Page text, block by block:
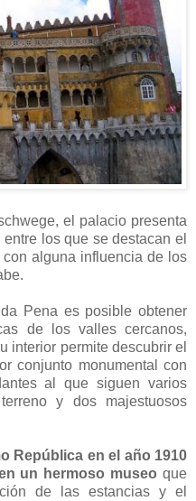
el palacio presenta
los que se destacan el
alguna influencia de los
Pena es posible obtener
de los valles cercanos,
interior permite descubrir el
conjunto monumental con
al que siguen varios
y dos majestuosos
República en el año 1910
un hermoso museo que
de las estancias y el